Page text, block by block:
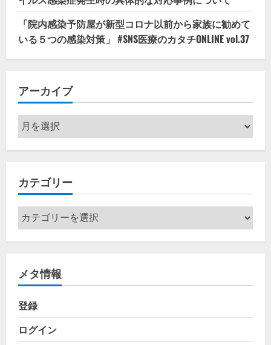
「院内感染予防屋が新型コロナ以前から家族に勧めて
いる５つの感染対策」 #SNS医療のカタチONLINE vol.37
アーカイブ
ア
ー
カ
ブ
カテゴリー
カ
テ
ゴ
ー
メタ情報
登録
ログイン